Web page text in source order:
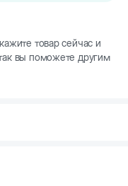
товар сейчас и
вы поможете другим